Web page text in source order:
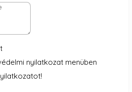
nyilatkozat menüben